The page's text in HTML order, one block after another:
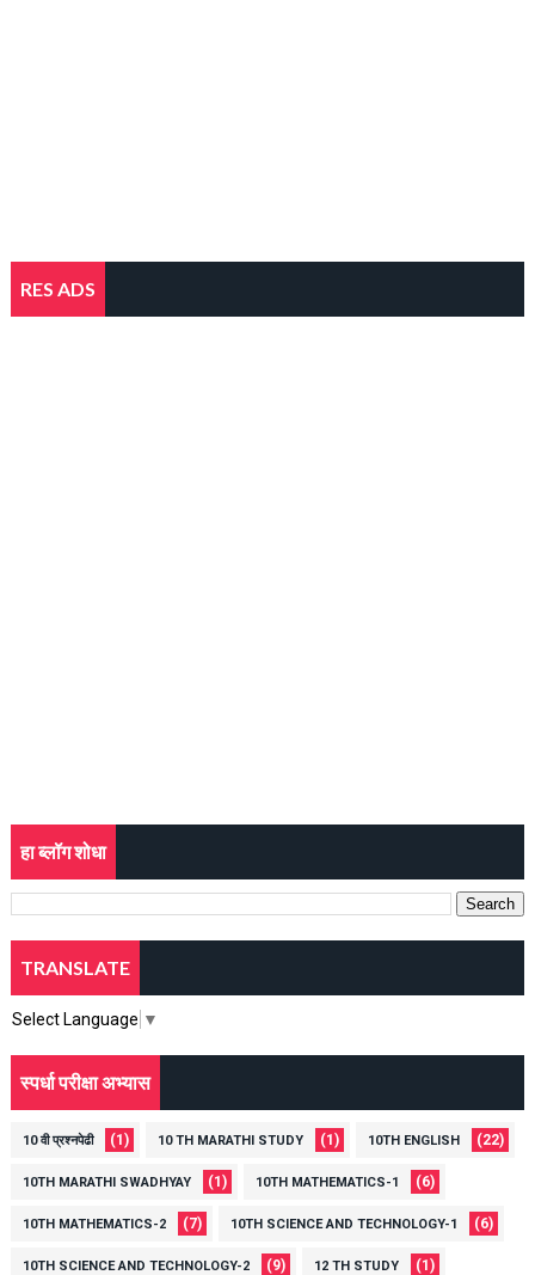
RES ADS
हा ब्लॉग शोधा
TRANSLATE
Select Language ▼
स्पर्धा परीक्षा अभ्यास
10 वी प्रश्नपेढी (1) 10 TH MARATHI STUDY (1) 10TH ENGLISH (22)
10TH MARATHI SWADHYAY (1) 10TH MATHEMATICS-1 (6)
10TH MATHEMATICS-2 (7) 10TH SCIENCE AND TECHNOLOGY-1 (6)
10TH SCIENCE AND TECHNOLOGY-2 (9) 12 TH STUDY (1)